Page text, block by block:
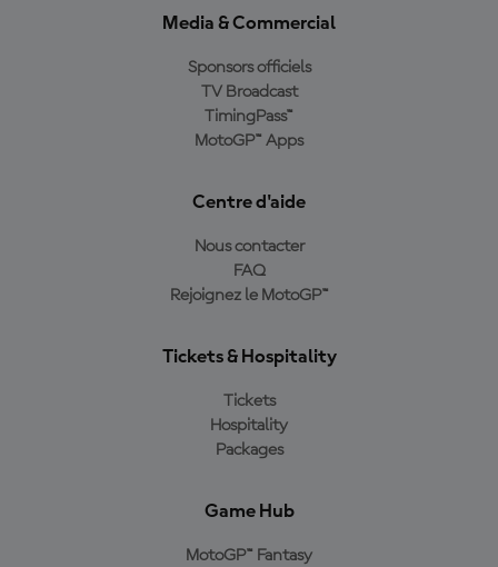
Media & Commercial
Sponsors officiels
TV Broadcast
TimingPass™
MotoGP™ Apps
Centre d'aide
Nous contacter
FAQ
Rejoignez le MotoGP™
Tickets & Hospitality
Tickets
Hospitality
Packages
Game Hub
MotoGP™ Fantasy